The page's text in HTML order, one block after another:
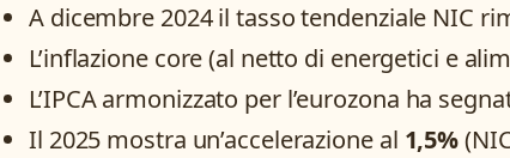
A dicembre 2024 il tasso tendenziale NIC
L’inflazione core (al netto di energetici e
L’IPCA armonizzato per l’eurozona ha
Il 2025 mostra un’accelerazione al 1,5%